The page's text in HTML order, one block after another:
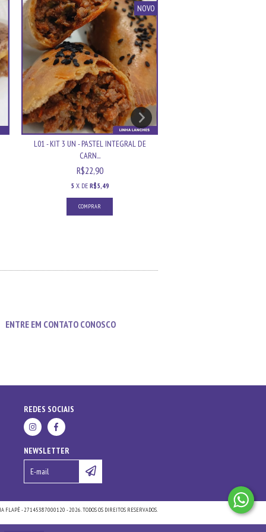
NOVO
L01 - KIT 3 UN - PASTEL INTEGRAL DE
CARN...
R$22,90
5 X DE R$5,49
COMPRAR
ENTRE EM CONTATO CONOSCO
REDES SOCIAIS
NEWSLETTER
FLAPÊ - 27145387000120 - 2026. TODOS OS DIREITOS RESERVADOS.